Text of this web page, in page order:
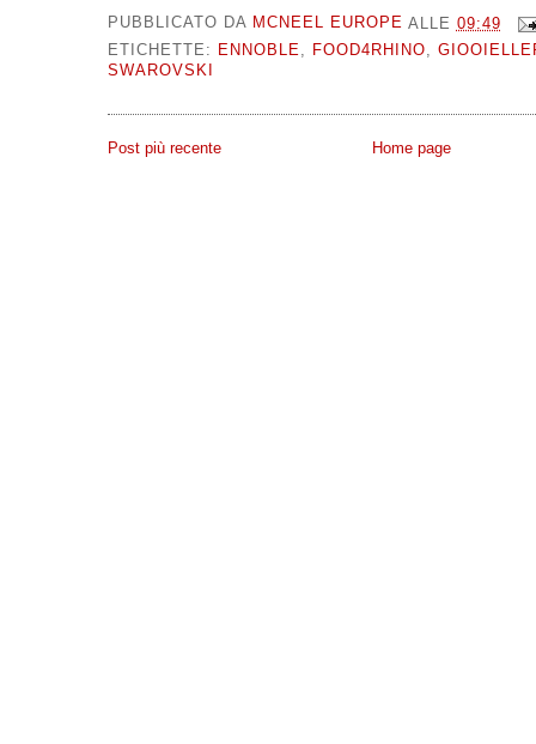
PUBBLICATO DA MCNEEL EUROPE ALLE 09:49
ETICHETTE:
ENNOBLE, FOOD4RHINO,
SWAROVSKI
Post più recente Home page